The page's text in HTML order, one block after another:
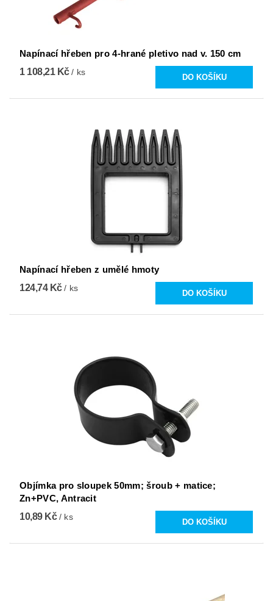
Napínací hřeben pro 4-hrané pletivo nad v. 150 cm
1 108,21 Kč/ ks
Napínací hřeben z umělé hmoty
124,74 Kč/ ks
Objímka pro sloupek 50mm; šroub + matice;
Zn+PVC, Antracit
10,89 Kč/ ks